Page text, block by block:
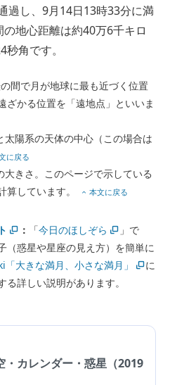
過し、9月14日13時33分に満
地心距離は約40万6千キロ
角です。
間で月が地球に最も近づく位置
ざかる位置を「遠地点」といいま
陽系の天体の中心（この場合は
に戻る
きさ。このページで示している
算しています。
本文に戻る
： 「今日のほしぞら
」で
（惑星や星座の見え方）を簡単に
「大きな満月、小さな満月」
に
詳しい説明があります。
・カレンダー・惑星（2019